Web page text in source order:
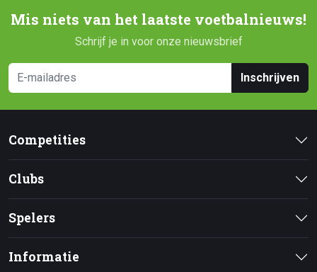
Mis niets van het laatste voetbalnieuws!
Schrijf je in voor onze nieuwsbrief
Inschrijven
Competities
Clubs
Spelers
Informatie